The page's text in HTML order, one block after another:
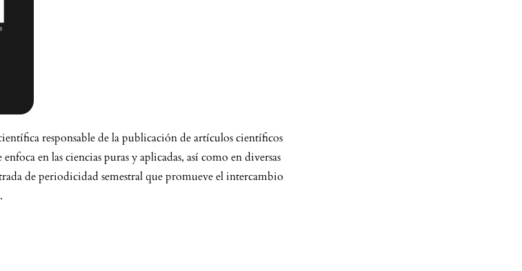
responsable de la publicación de artículos científicos
en las ciencias puras y aplicadas, así como en diversas
de periodicidad semestral que promueve el intercambio